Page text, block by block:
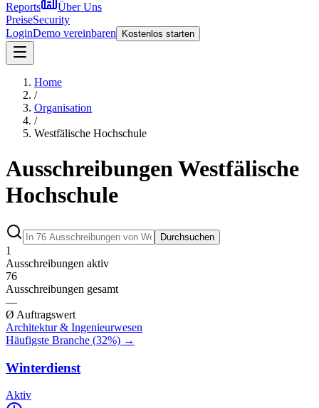
Reports
Über Uns
PreiseSecurity
LoginDemo vereinbaren Kostenlos starten
Home
/
Organisation
/
Westfälische Hochschule
Ausschreibungen Westfälische
Hochschule
Durchsuchen
1
Ausschreibungen aktiv
76
Ausschreibungen gesamt
—
Ø Auftragswert
Architektur & Ingenieurwesen
Häufigste Branche (32%) →
Winterdienst
Aktiv